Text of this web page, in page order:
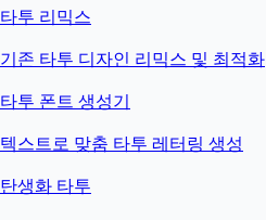
타투 리믹스
기존 타투 디자인 리믹스 및 최적화
타투 폰트 생성기
텍스트로 맞춤 타투 레터링 생성
탄생화 타투